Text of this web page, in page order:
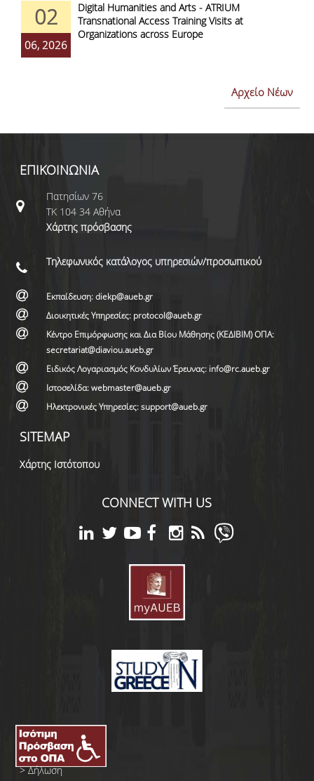
02
06, 2026
Digital Humanities and Arts - ATRIUM
Transnational Access Training Visits at
Organizations across Europe
Αρχείο Νέων
ΕΠΙΚΟΙΝΩΝΙΑ
Πατησίων 76
ΤΚ 104 34 Αθήνα
Χάρτης πρόσβασης
Τηλεφωνικός κατάλογος υπηρεσιών/προσωπικού
Εκπαίδευση: diekp@aueb.gr
Διοικητικές Υπηρεσίες: protocol@aueb.gr
Κέντρο Επιμόρφωσης και Δια Βίου Μάθησης (ΚΕΔΙΒΙΜ) ΟΠΑ:
secretariat@diaviou.aueb.gr
Ειδικός Λογαριασμός Κονδυλίων Έρευνας: info@rc.aueb.gr
Ιστοσελίδα: webmaster@aueb.gr
Ηλεκτρονικές Υπηρεσίες: support@aueb.gr
SITEMAP
Χάρτης Ιστότοπου
CONNECT WITH US
>Δήλωση